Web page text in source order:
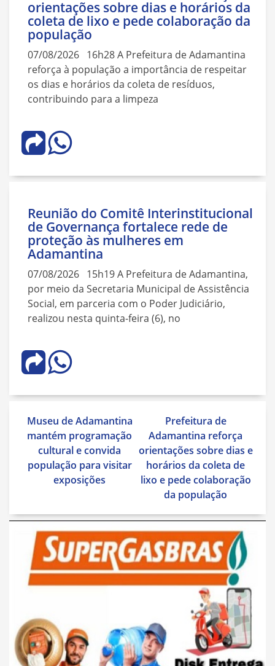
orientações sobre dias e horários da
coleta de lixo e pede colaboração da
população
07/08/2026 16h28 A Prefeitura de Adamantina
reforça à população a importância de respeitar
os dias e horários da coleta de resíduos,
contribuindo para a limpeza
Reunião do Comitê Interinstitucional
de Governança fortalece rede de
proteção às mulheres em
Adamantina
07/08/2026 15h19 A Prefeitura de Adamantina,
por meio da Secretaria Municipal de Assistência
Social, em parceria com o Poder Judiciário,
realizou nesta quinta-feira (6), no
Navegação
de
Post
Museu de Adamantina
mantém programação
cultural e convida
população para visitar
exposições
Prefeitura de
Adamantina reforça
orientações sobre dias e
horários da coleta de
lixo e pede colaboração
da população